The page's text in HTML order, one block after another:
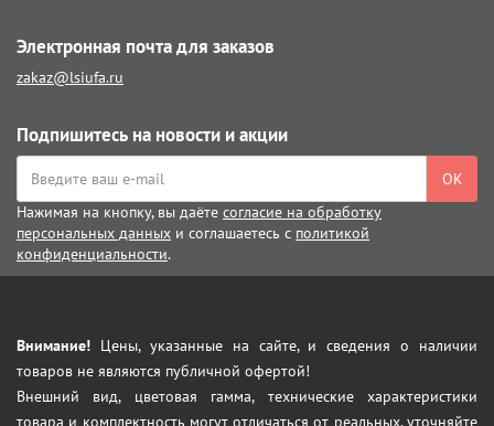
Электронная почта для заказов
zakaz@lsiufa.ru
Подпишитесь на новости и акции
ОК
Нажимая на кнопку, вы даёте согласие на обработку
персональных данных и соглашаетесь с политикой
конфиденциальности.
Внимание! Цены, указанные на сайте, и сведения о наличии
товаров не являются публичной офертой!
Внешний вид, цветовая гамма, технические характеристики
товара и комплектность могут отличаться от реальных, уточняйте